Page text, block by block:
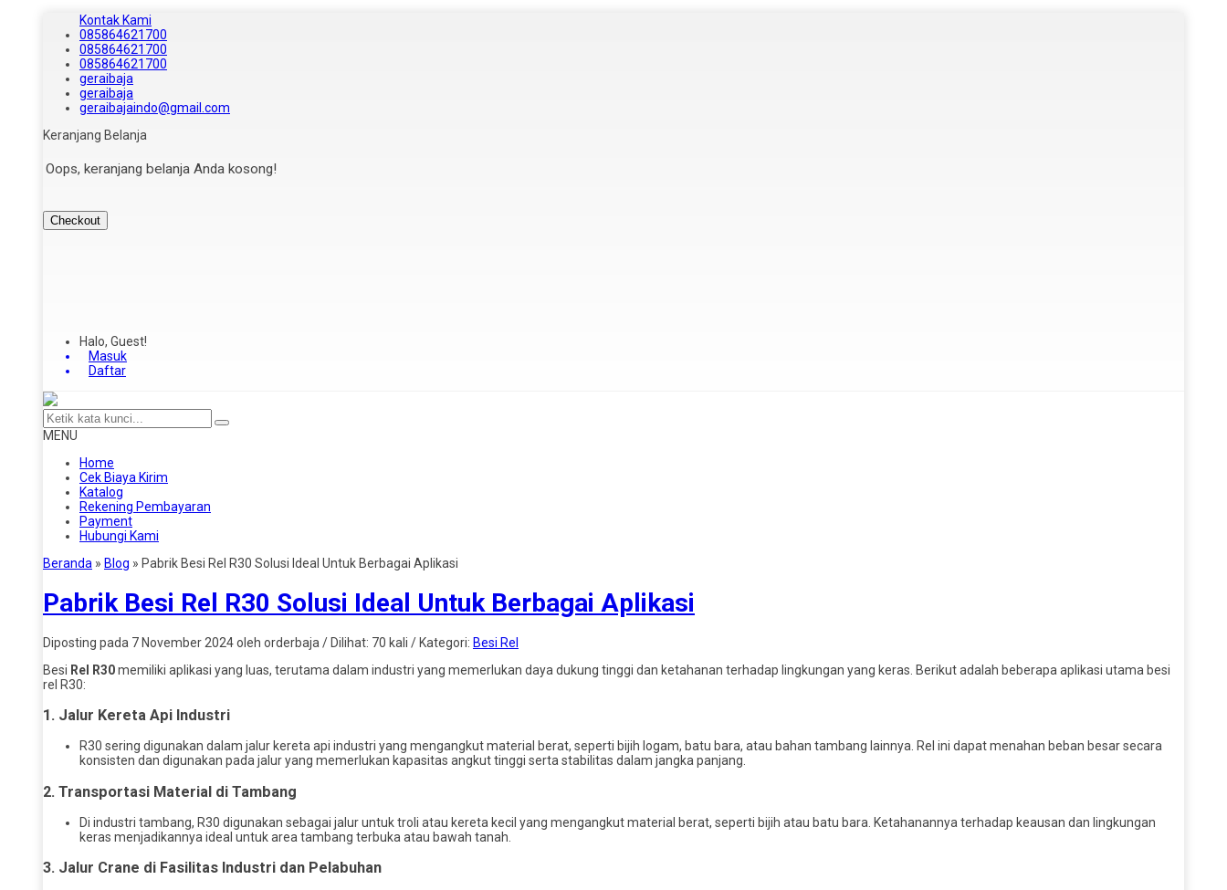
Kontak Kami
085864621700
085864621700
085864621700
geraibaja
geraibaja
geraibajaindo@gmail.com
Keranjang Belanja
Oops, keranjang belanja Anda kosong!
Checkout
Halo, Guest!
Masuk
Daftar
MENU
Home
Cek Biaya Kirim
Katalog
Rekening Pembayaran
Payment
Hubungi Kami
Beranda » Blog » Pabrik Besi Rel R30 Solusi Ideal Untuk Berbagai Aplikasi
Pabrik Besi Rel R30 Solusi Ideal Untuk Berbagai Aplikasi
Diposting pada 7 November 2024 oleh orderbaja / Dilihat: 70 kali / Kategori: Besi Rel
Besi Rel R30memiliki aplikasi yang luas, terutama dalam industri yang memerlukan daya dukung tinggi dan ketahanan terhadap lingkungan yang keras. Berikut adalah beberapa aplikasi utama besi
rel R30:
1. Jalur Kereta Api Industri
R30 sering digunakan dalam jalur kereta api industri yang mengangkut material berat, seperti bijih logam, batu bara, atau bahan tambang lainnya. Rel ini dapat menahan beban besar secara
konsisten dan digunakan pada jalur yang memerlukan kapasitas angkut tinggi serta stabilitas dalam jangka panjang.
2. Transportasi Material di Tambang
Di industri tambang, R30 digunakan sebagai jalur untuk troli atau kereta kecil yang mengangkut material berat, seperti bijih atau batu bara. Ketahanannya terhadap keausan dan lingkungan
keras menjadikannya ideal untuk area tambang terbuka atau bawah tanah.
3. Jalur Crane di Fasilitas Industri dan Pelabuhan